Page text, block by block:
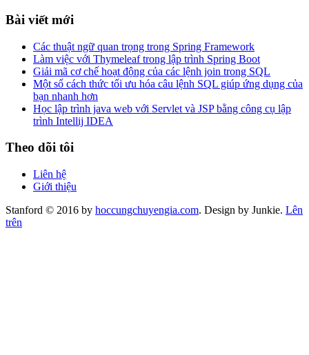
Bài viết mới
Các thuật ngữ quan trọng trong Spring Framework
Làm việc với Thymeleaf trong lập trình Spring Boot
Giải mã cơ chế hoạt động của các lệnh join trong SQL
Một số cách thức tối ưu hóa câu lệnh SQL giúp ứng dụng của
bạn nhanh hơn
Học lập trình java web với Servlet và JSP bằng công cụ lập
trình Intellij IDEA
Theo dõi tôi
Liên hệ
Giới thiệu
Stanford © 2016 by hoccungchuyengia.com. Design by Junkie. Lên
trên